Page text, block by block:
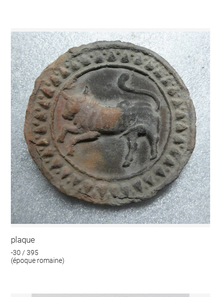
plaque
-30 / 395
(époque romaine)